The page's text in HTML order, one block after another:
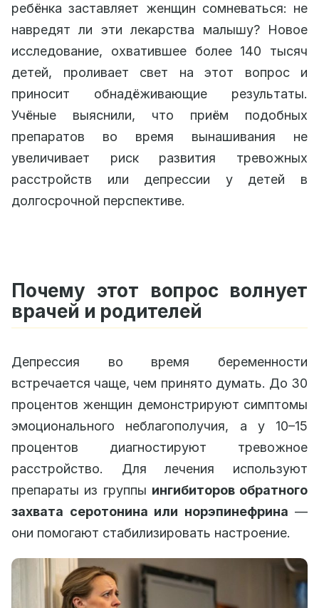
ребёнка заставляет женщин сомневаться: не
навредят ли эти лекарства малышу? Новое
исследование, охватившее более 140 тысяч
детей, проливает свет на этот вопрос и
приносит обнадёживающие результаты.
Учёные выяснили, что приём подобных
препаратов во время вынашивания не
увеличивает риск развития тревожных
расстройств или депрессии у детей в
долгосрочной перспективе.
Почему этот вопрос волнует
врачей и родителей
Депрессия во время беременности
встречается чаще, чем принято думать. До 30
процентов женщин демонстрируют симптомы
эмоционального неблагополучия, а у 10–15
процентов диагностируют тревожное
расстройство. Для лечения используют
препараты из группы ингибиторов обратного
захвата серотонина или норэпинефрина —
они помогают стабилизировать настроение.